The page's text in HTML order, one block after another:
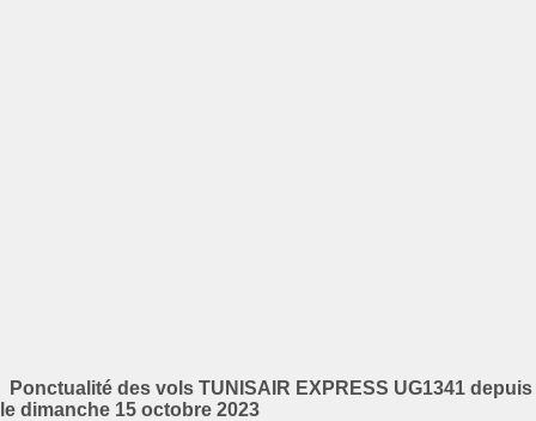
Ponctualité des vols TUNISAIR EXPRESS UG1341 depuis
le dimanche 15 octobre 2023